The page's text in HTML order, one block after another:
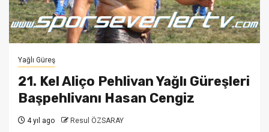
Yağlı Güreş
21. Kel Aliço Pehlivan Yağlı Güreşleri
Başpehlivanı Hasan Cengiz
4 yıl ago Resul ÖZSARAY